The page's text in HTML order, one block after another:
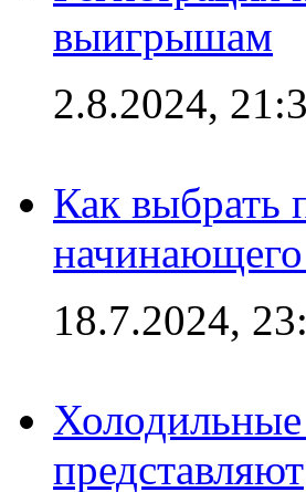
выигрышам
2.8.2024,
Как выбрать
18.7.2024,
представляют